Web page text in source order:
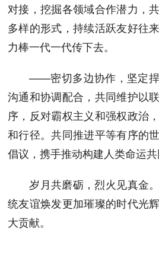
对接，挖掘各领域合作潜力，
多样的形式，持续活跃友好往
力棒一代一代传下去。
——密切多边协作，坚定捍
沟通和协调配合，共同维护以
序，反对霸权主义和强权政治
和行径。共同推进平等有序的
倡议，携手推动构建人类命运共
岁月共磨砺，烈火见真金。
统友谊焕发更加璀璨的时代光
大贡献。